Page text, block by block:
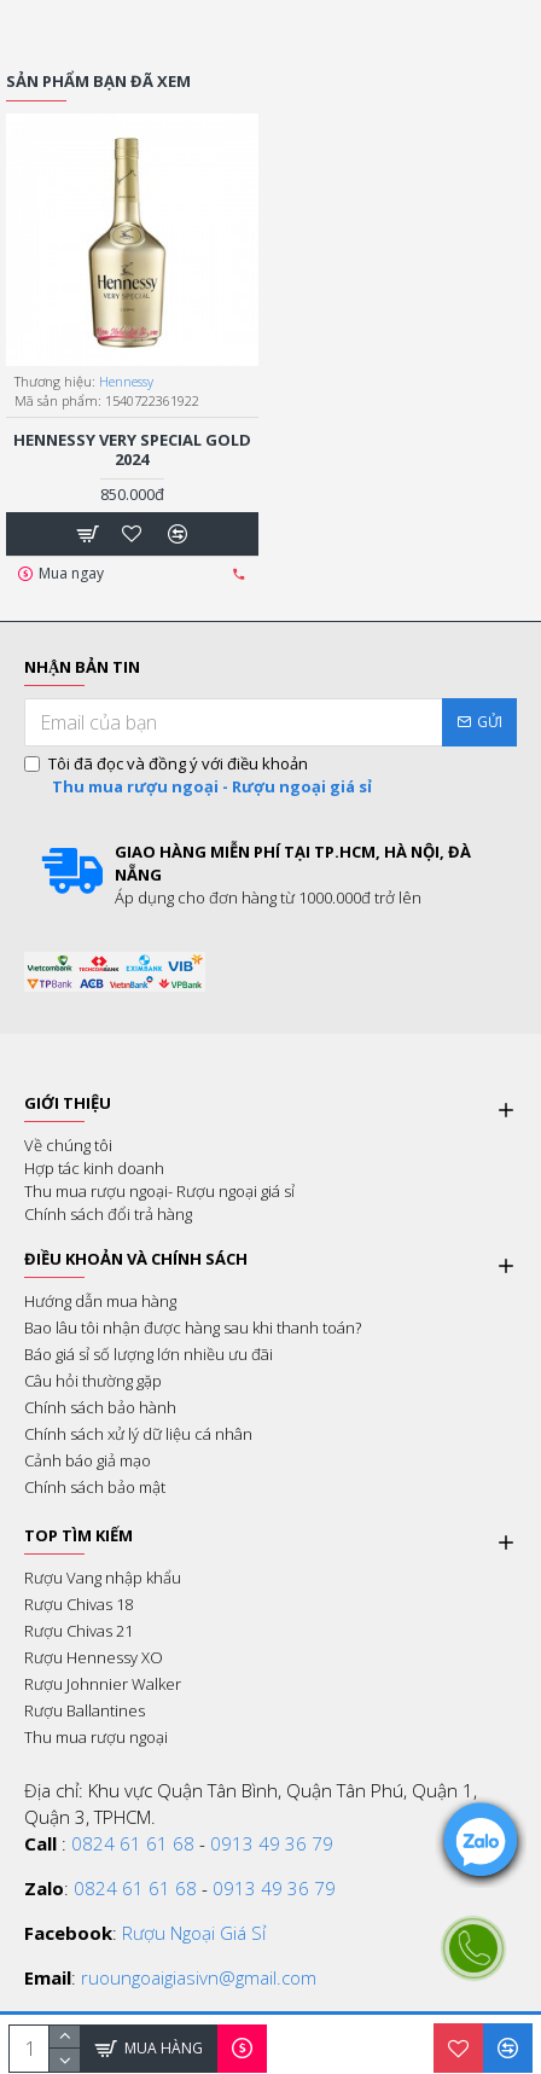
MUA HÀNG
SẢN PHẨM BẠN ĐÃ XEM
Thương hiệu: Hennessy
Mã sản phẩm: 1540722361922
HENNESSY VERY SPECIAL GOLD
2024
850.000đ
Mua ngay
NHẬN BẢN TIN
GỬI
Tôi đã đọc và đồng ý với điều khoản
Thu mua rượu ngoại - Rượu ngoại giá sỉ
GIAO HÀNG MIỄN PHÍ TẠI TP.HCM, HÀ NỘI, ĐÀ
NẴNG
Áp dụng cho đơn hàng từ 1000.000đ trở lên
GIỚI THIỆU
Về chúng tôi
Hợp tác kinh doanh
Thu mua rượu ngoại- Rượu ngoại giá sỉ
Chính sách đổi trả hàng
ĐIỀU KHOẢN VÀ CHÍNH SÁCH
Hướng dẫn mua hàng
Bao lâu tôi nhận được hàng sau khi thanh toán?
Báo giá sỉ số lượng lớn nhiều ưu đãi
Câu hỏi thường gặp
Chính sách bảo hành
Chính sách xử lý dữ liệu cá nhân
Cảnh báo giả mạo
Chính sách bảo mật
TOP TÌM KIẾM
Rượu Vang nhập khẩu
Rượu Chivas 18
Rượu Chivas 21
Rượu Hennessy XO
Rượu Johnnier Walker
Rượu Ballantines
Thu mua rượu ngoại
Địa chỉ: Khu vực Quận Tân Bình, Quận Tân Phú, Quận 1,
Quận 3, TPHCM.
Call : 0824 61 61 68 - 0913 49 36 79
Zalo: 0824 61 61 68 - 0913 49 36 79
Facebook: Rượu Ngoại Giá Sỉ
Email: ruoungoaigiasivn@gmail.com